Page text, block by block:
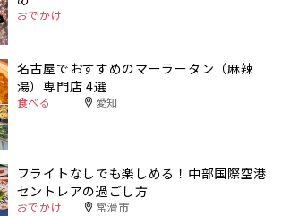
おでかけ
名古屋でおすすめのマーラータン（麻辣
湯）専門店 4選
食べる 愛知
フライトなしでも楽しめる！中部国際空港
セントレアの過ごし方
おでかけ 常滑市